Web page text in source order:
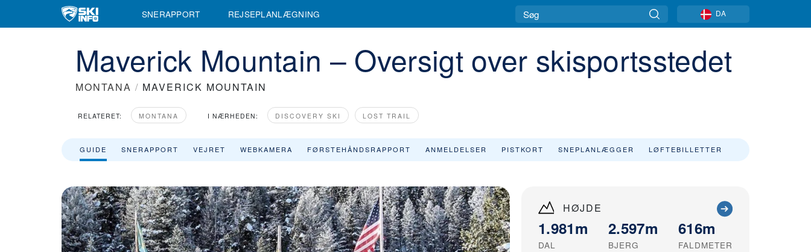
SNERAPPORT REJSEPLANLÆGNING DA
Maverick Mountain – Oversigt over skisportsstedet
MONTANA / MAVERICK MOUNTAIN
RELATERET: MONTANA I NÆRHEDEN: DISCOVERY SKI LOST TRAIL
GUIDE SNERAPPORT VEJRET WEBKAMERA FØRSTEHÅNDSRAPPORT ANMELDELSER PISTKORT SNEPLANLÆGGER LØFTEBILLETTER
HØJDE
1.981m
DAL
2.597m
BJERG
616m
FALDMETER